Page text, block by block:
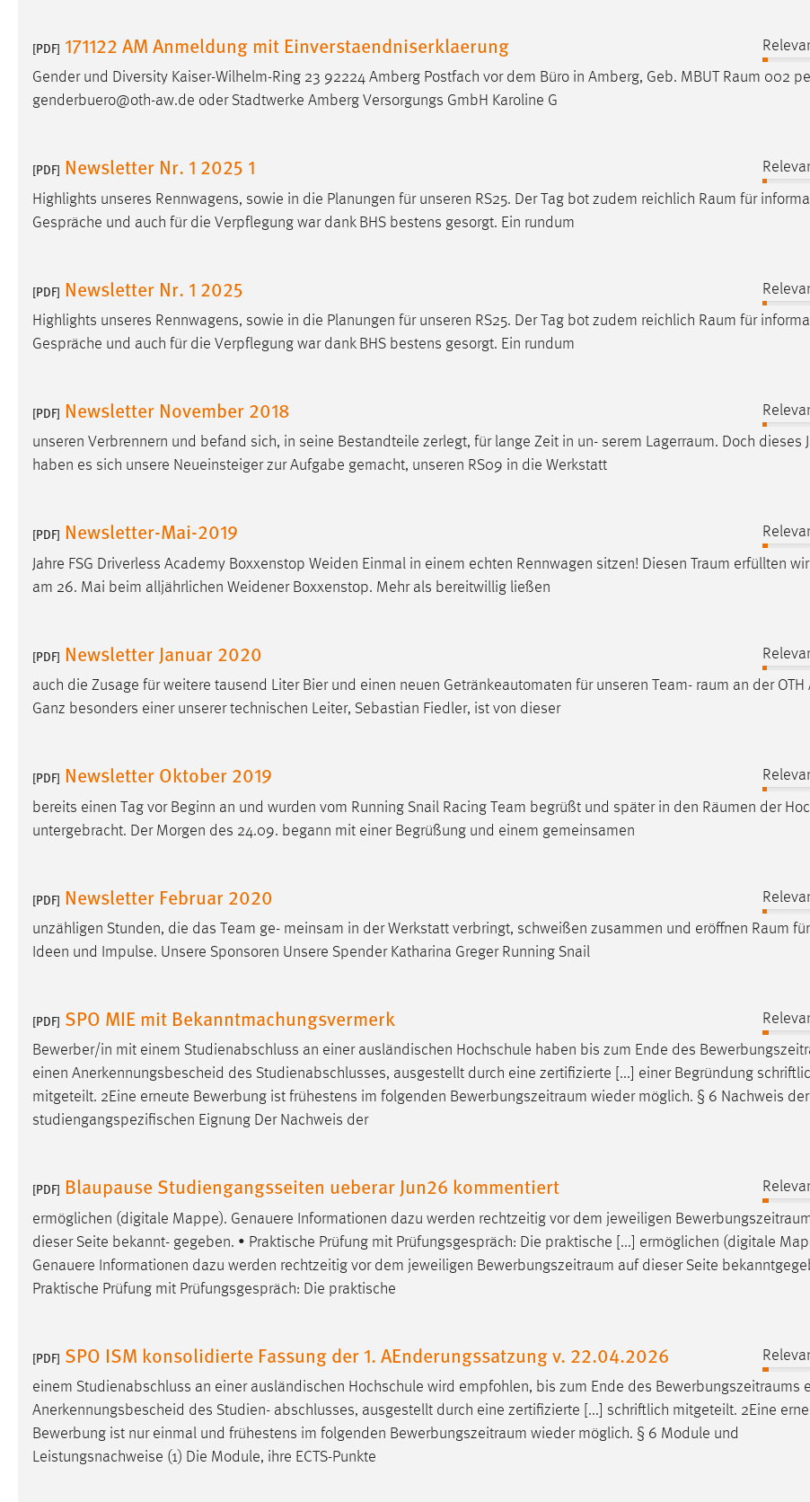
[PDF] 171122 AM Anmeldung mit Einverstaendniserklaerung
Gender und Diversity Kaiser-Wilhelm-Ring 23 92224 Amberg Postfach vor dem Büro in Amberg, Geb. MBUT Raum 002
genderbuero@oth-aw.de oder Stadtwerke Amberg Versorgungs GmbH Karoline G
[PDF] Newsletter Nr. 1 2025 1
Highlights unseres Rennwagens, sowie in die Planungen für unseren RS25. Der Tag bot zudem reichlich Raum für
Gespräche und auch für die Verpflegung war dank BHS bestens gesorgt. Ein rundum
[PDF] Newsletter Nr. 1 2025
Highlights unseres Rennwagens, sowie in die Planungen für unseren RS25. Der Tag bot zudem reichlich Raum für
Gespräche und auch für die Verpflegung war dank BHS bestens gesorgt. Ein rundum
[PDF] Newsletter November 2018
unseren Verbrennern und befand sich, in seine Bestandteile zerlegt, für lange Zeit in un- serem Lagerraum. Doch dieses
haben es sich unsere Neueinsteiger zur Aufgabe gemacht, unseren RS09 in die Werkstatt
[PDF] Newsletter-Mai-2019
Jahre FSG Driverless Academy Boxxenstop Weiden Einmal in einem echten Rennwagen sitzen! Diesen Traum erfüllten
am 26. Mai beim alljährlichen Weidener Boxxenstop. Mehr als bereitwillig ließen
[PDF] Newsletter Januar 2020
auch die Zusage für weitere tausend Liter Bier und einen neuen Getränkeautomaten für unseren Team- raum an der OTH
Ganz besonders einer unserer technischen Leiter, Sebastian Fiedler, ist von dieser
[PDF] Newsletter Oktober 2019
bereits einen Tag vor Beginn an und wurden vom Running Snail Racing Team begrüßt und später in den Räumen der
untergebracht. Der Morgen des 24.09. begann mit einer Begrüßung und einem gemeinsamen
[PDF] Newsletter Februar 2020
unzähligen Stunden, die das Team ge- meinsam in der Werkstatt verbringt, schweißen zusammen und eröffnen Raum
Ideen und Impulse. Unsere Sponsoren Unsere Spender Katharina Greger Running Snail
[PDF] SPO MIE mit Bekanntmachungsvermerk
Bewerber/in mit einem Studienabschluss an einer ausländischen Hochschule haben bis zum Ende des
einen Anerkennungsbescheid des Studienabschlusses, ausgestellt durch eine zertifizierte [...] einer Begründung
mitgeteilt. 2Eine erneute Bewerbung ist frühestens im folgenden Bewerbungszeitraum wieder möglich. § 6 Nachweis der
studiengangspezifischen Eignung Der Nachweis der
[PDF] Blaupause Studiengangsseiten ueberar Jun26 kommentiert
ermöglichen (digitale Mappe). Genauere Informationen dazu werden rechtzeitig vor dem jeweiligen
dieser Seite bekannt- gegeben. • Praktische Prüfung mit Prüfungsgespräch: Die praktische [...] ermöglichen (digitale
Genauere Informationen dazu werden rechtzeitig vor dem jeweiligen Bewerbungszeitraum auf dieser Seite
Praktische Prüfung mit Prüfungsgespräch: Die praktische
[PDF] SPO ISM konsolidierte Fassung der 1. AEnderungssatzung v. 22.04.2026
einem Studienabschluss an einer ausländischen Hochschule wird empfohlen, bis zum Ende des Bewerbungszeitraums
Anerkennungsbescheid des Studien- abschlusses, ausgestellt durch eine zertifizierte [...] schriftlich mitgeteilt. 2Eine
Bewerbung ist nur einmal und frühestens im folgenden Bewerbungszeitraum wieder möglich. § 6 Module und
Leistungsnachweise (1) Die Module, ihre ECTS-Punkte
MARKETING
Sie tun dies, indem sie Besucher über Websites
hinweg verfolgen.
Name:
Anbieter: Google Ireland Limited
Zweck: Conversion-Tracking
Facebook Pixel
Name: _fbp
Zweck: Conversion-Tracking
Cookie Laufzeit: 3 Monate
EXTERNE MEDIEN
Plattformen anzeigen zu können, werden von diesen
externen Medien Cookies gesetzt.
Vimeo